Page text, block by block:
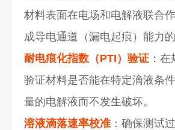
材料表面在电场和电解液联合
成导电通道（漏电起痕）能力的
耐电痕化指数（PTI）验证 ：
验证材料是否能在特定滴液条
量的电解液而不发生破坏。
溶液滴落速率校准 ：确保测试